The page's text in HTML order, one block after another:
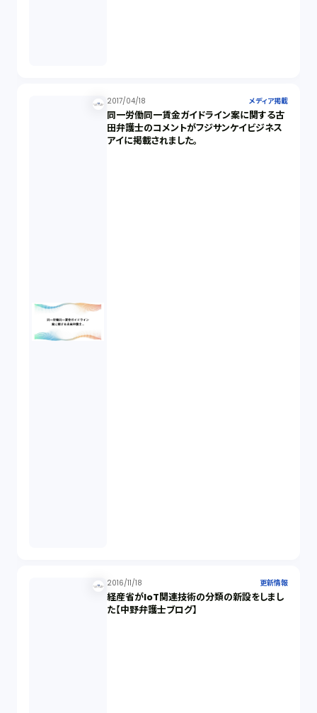
2017/04/18 メディア掲載
同一労働同一賃金ガイドライン案に関する古
田弁護士のコメントがフジサンケイビジネス
アイに掲載されました。
2016/11/18 更新情報
経産省がIoT関連技術の分類の新設をしまし
た【中野弁護士ブログ】